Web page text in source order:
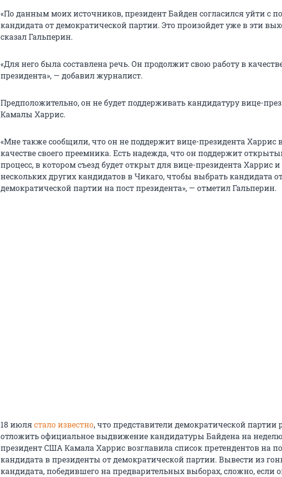
«По данным моих источников, президент Байден согласился уйти с
кандидата от демократической партии. Это произойдет уже в эти
сказал Гальперин.
«Для него была составлена речь. Он продолжит свою работу в
президента», — добавил журналист.
Предположительно, он не будет поддерживать кандидатуру вице-
Камалы Харрис.
«Мне также сообщили, что он не поддержит вице-президента Харрис
качестве своего преемника. Есть надежда, что он поддержит
процесс, в котором съезд будет открыт для вице-президента Харрис и
нескольких других кандидатов в Чикаго, чтобы выбрать кандидата
демократической партии на пост президента», — отметил Гальперин.
18 июлястало известно, что представители демократической партии
отложить официальное выдвижение кандидатуры Байдена на
президент США Камала Харрис возглавила список претендентов на
кандидата в президенты от демократической партии. Вывести из
кандидата, победившего на предварительных выборах, сложно, если